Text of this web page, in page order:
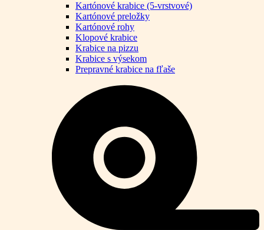
Kartónové krabice (5-vrstvové)
Kartónové preložky
Kartónové rohy
Klopové krabice
Krabice na pizzu
Krabice s výsekom
Prepravné krabice na fľaše